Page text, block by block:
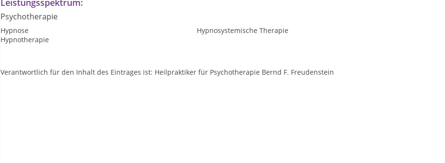
Leistungsspektrum:
Psychotherapie
Hypnose
Hypnosystemische Therapie
Hypnotherapie
Verantwortlich für den Inhalt des Eintrages ist: Heilpraktiker für Psychotherapie Bernd F. Freudenstein